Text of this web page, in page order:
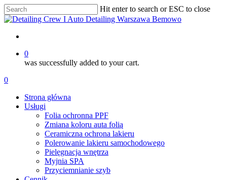
Skip
to
content
Hit enter to search or ESC to close
Close
0
was successfully added to your cart.
Menu
account
0
Strona główna
Usługi
Folia ochronna PPF
Zmiana koloru auta folią
Ceramiczna ochrona lakieru
Polerowanie lakieru samochodowego
Pielęgnacja wnętrza
Myjnia SPA
Przyciemnianie szyb